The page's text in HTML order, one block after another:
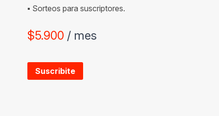
▪ Sorteos para suscriptores.
$5.900 / mes
Suscribite